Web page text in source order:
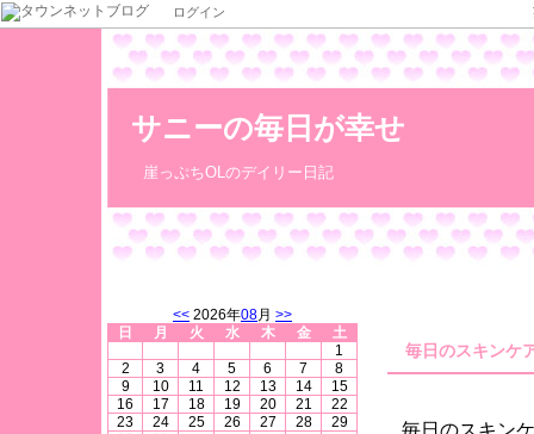
ログイン
サニーの毎日が幸せ
崖っぷちOLのデイリー日記
毎日のスキンケ
毎日のスキン
<< 2026年08月 >>
日
月 火 水 木 金
土
1
2
3 4 5 6 7
8
9
10 11 12 13 14
15
16
17 18 19 20 21
22
23
24 25 26 27 28
29